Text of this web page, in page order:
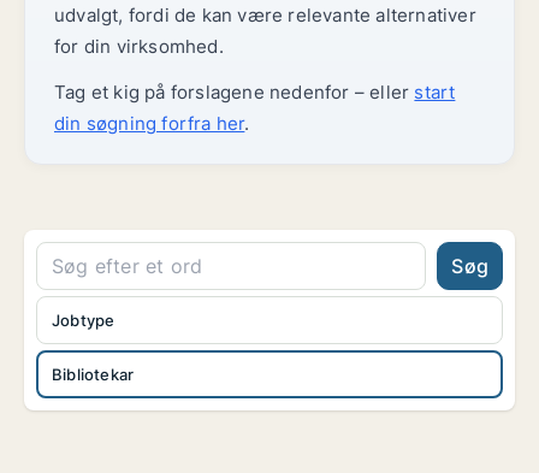
udvalgt, fordi de kan være relevante alternativer
for din virksomhed.
Tag et kig på forslagene nedenfor – eller start
din søgning forfra her.
Søg
Bibliotekar
Jobtype